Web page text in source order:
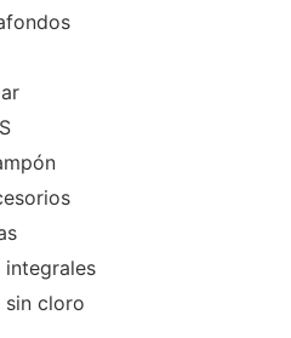
integrales
sin cloro